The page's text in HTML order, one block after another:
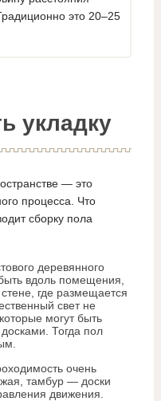
это 20–25
укладку
— это
процесса. Что
сборку пола
деревянного
вдоль помещения,
где размещается
свет не
могут быть
Тогда пол
очень
тамбур — доски
движения.